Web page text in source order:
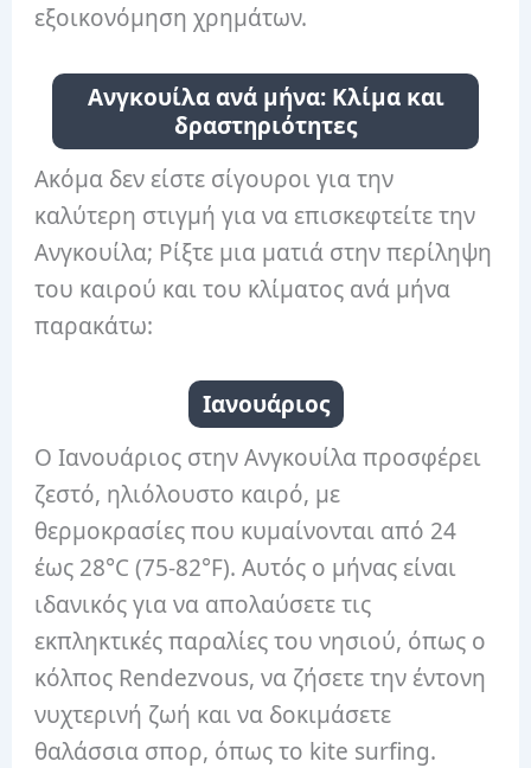
εξοικονόμηση χρημάτων.
Ανγκουίλα ανά μήνα: Κλίμα και
δραστηριότητες
Ακόμα δεν είστε σίγουροι για την
καλύτερη στιγμή για να επισκεφτείτε την
Ανγκουίλα; Ρίξτε μια ματιά στην περίληψη
του καιρού και του κλίματος ανά μήνα
παρακάτω:
Ιανουάριος
Ο Ιανουάριος στην Ανγκουίλα προσφέρει
ζεστό, ηλιόλουστο καιρό, με
θερμοκρασίες που κυμαίνονται από 24
έως 28°C (75-82°F). Αυτός ο μήνας είναι
ιδανικός για να απολαύσετε τις
εκπληκτικές παραλίες του νησιού, όπως ο
κόλπος Rendezvous, να ζήσετε την έντονη
νυχτερινή ζωή και να δοκιμάσετε
θαλάσσια σπορ, όπως το kite surfing.